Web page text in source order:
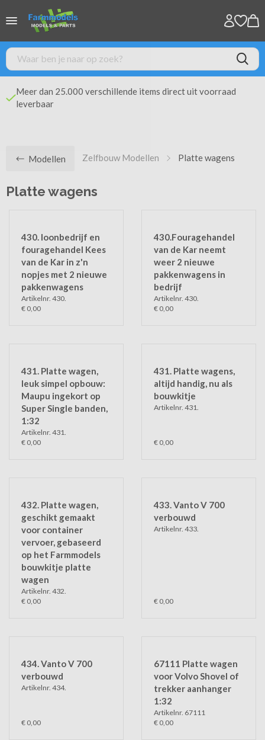
Meer dan 25.000 verschillende items direct uit voorraad
leverbaar
Modellen Zelfbouw Modellen Platte wagens
Platte wagens
430. loonbedrijf en
fouragehandel Kees
van de Kar in z'n
nopjes met 2 nieuwe
pakkenwagens
Artikelnr. 430.
€ 0,00
430.Fouragehandel
van de Kar neemt
weer 2 nieuwe
pakkenwagens in
bedrijf
Artikelnr. 430.
€ 0,00
431. Platte wagen,
leuk simpel opbouw:
Maupu ingekort op
Super Single banden,
1:32
Artikelnr. 431.
€ 0,00
431. Platte wagens,
altijd handig, nu als
bouwkitje
Artikelnr. 431.
€ 0,00
432. Platte wagen,
geschikt gemaakt
voor container
vervoer, gebaseerd
op het Farmmodels
bouwkitje platte
wagen
Artikelnr. 432.
€ 0,00
433. Vanto V 700
verbouwd
Artikelnr. 433.
€ 0,00
434. Vanto V 700
verbouwd
Artikelnr. 434.
€ 0,00
67111 Platte wagen
voor Volvo Shovel of
trekker aanhanger
1:32
Artikelnr. 67111
€ 0,00